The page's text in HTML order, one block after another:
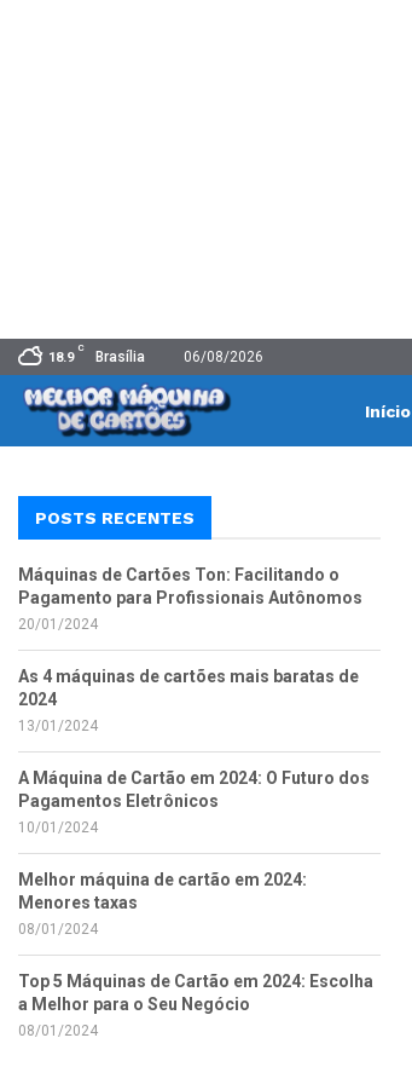
18.9
C
Brasília 06/08/2026
Início
POSTS RECENTES
Máquinas de Cartões Ton: Facilitando o
Pagamento para Profissionais Autônomos
20/01/2024
As 4 máquinas de cartões mais baratas de
2024
13/01/2024
A Máquina de Cartão em 2024: O Futuro dos
Pagamentos Eletrônicos
10/01/2024
Melhor máquina de cartão em 2024:
Menores taxas
08/01/2024
Top 5 Máquinas de Cartão em 2024: Escolha
a Melhor para o Seu Negócio
08/01/2024